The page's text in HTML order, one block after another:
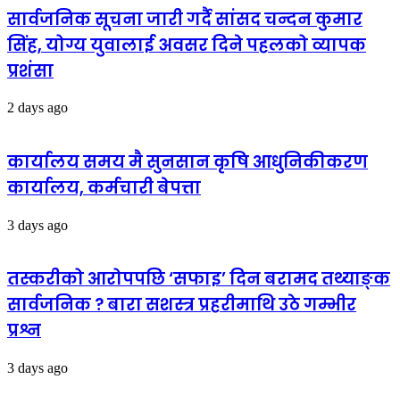
सार्वजनिक सूचना जारी गर्दै सांसद चन्दन कुमार
सिंह, योग्य युवालाई अवसर दिने पहलको व्यापक
प्रशंसा
2 days ago
कार्यालय समय मै सुनसान कृषि आधुनिकीकरण
कार्यालय, कर्मचारी बेपत्ता
3 days ago
तस्करीको आरोपपछि ‘सफाइ’ दिन बरामद तथ्याङ्क
सार्वजनिक ? बारा सशस्त्र प्रहरीमाथि उठे गम्भीर
प्रश्न
3 days ago